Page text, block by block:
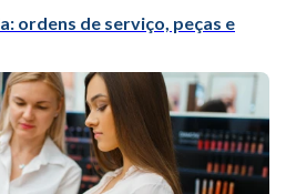
ordens de serviço, peças e